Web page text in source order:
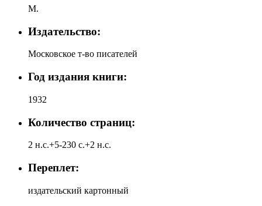
М.
Издательство:
Московское т-во писателей
Год издания книги:
1932
Количество страниц:
2 н.с.+5-230 с.+2 н.с.
Переплет:
издательский картонный